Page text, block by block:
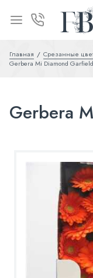
Главная Срезанные
Gerbera Mi Diamond Garfield
Gerbera